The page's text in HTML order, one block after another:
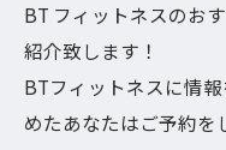
BT フィットネスのお
紹介致します！
BTフィットネスに情
めたあなたはご予約を